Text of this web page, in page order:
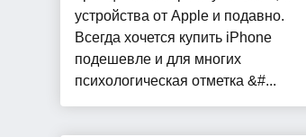
устройства от Apple и подавно.
Всегда хочется купить iPhone
подешевле и для многих
психологическая отметка &#...